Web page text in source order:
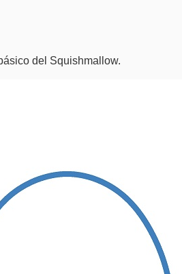
del Squishmallow.